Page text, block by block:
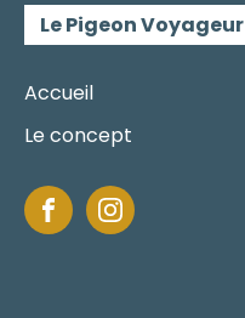
Le Pigeon Voyageur
Accueil
Le concept